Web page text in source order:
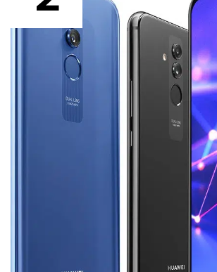
Los 10 mejores aires acondicionados
Los 10 mejores procesadores de